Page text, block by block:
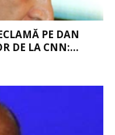
PE DAN
DE LA CNN:...